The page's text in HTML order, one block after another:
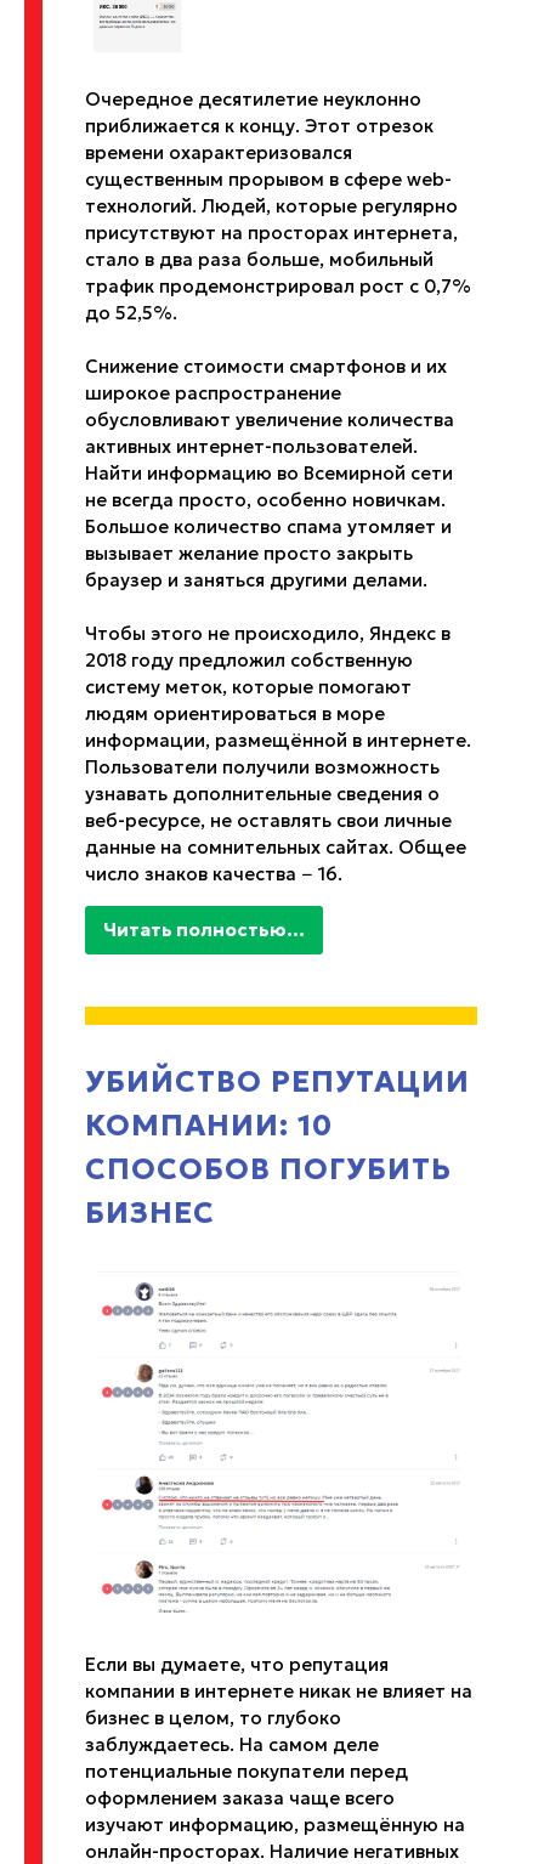
Очередное десятилетие неуклонно
приближается к концу. Этот отрезок
времени охарактеризовался
существенным прорывом в сфере web-
технологий. Людей, которые регулярно
присутствуют на просторах интернета,
стало в два раза больше, мобильный
трафик продемонстрировал рост с 0,7%
до 52,5%.
Снижение стоимости смартфонов и их
широкое распространение
обусловливают увеличение количества
активных интернет-пользователей.
Найти информацию во Всемирной сети
не всегда просто, особенно новичкам.
Большое количество спама утомляет и
вызывает желание просто закрыть
браузер и заняться другими делами.
Чтобы этого не происходило, Яндекс в
2018 году предложил собственную
систему меток, которые помогают
людям ориентироваться в море
информации, размещённой в интернете.
Пользователи получили возможность
узнавать дополнительные сведения о
веб-ресурсе, не оставлять свои личные
данные на сомнительных сайтах. Общее
число знаков качества − 16.
Читать полностью...
УБИЙСТВО РЕПУТАЦИИ
КОМПАНИИ: 10
СПОСОБОВ ПОГУБИТЬ
БИЗНЕС
Если вы думаете, что репутация
компании в интернете никак не влияет на
бизнес в целом, то глубоко
заблуждаетесь. На самом деле
потенциальные покупатели перед
оформлением заказа чаще всего
изучают информацию, размещённую на
онлайн-просторах. Наличие негативных